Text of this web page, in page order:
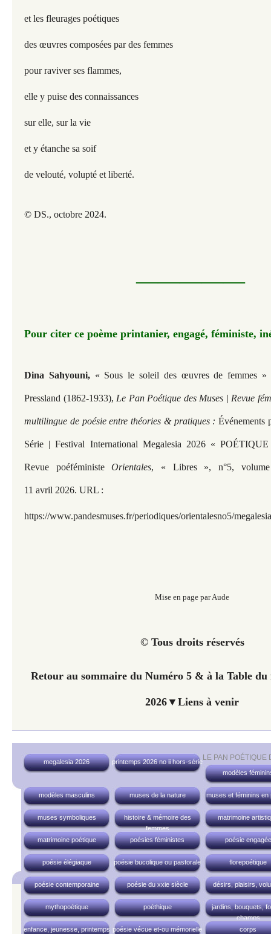
et les fleurages poétiques
des œuvres composées par des femmes
pour raviver ses flammes,
elle y puise des connaissances
sur elle, sur la vie
et y étanche sa soif
de velouté, volupté et liberté.
© DS., octobre 2024.
—————​​​​​
Pour citer ce poème printanier, engagé, féministe,
Dina Sahyouni, « Sous le soleil des œuvres de femmes
Pressland (1862-1933), Le Pan Poétique des Muses | Revue
multilingue de poésie entre théories & pratiques :Événements
Série | Festival International Megalesia 2026 «
Revue poéféministeOrientales, « Libres », n°5,
11 avril 2026. URL :
https://www.pandesmuses.fr/periodiques/orientalesno5/
Mise en page par Aude
© Tous droits réservés
Retour au sommaire du Numéro 5 & à la Table du
2026▼Liens à venir
LE PAN POÉTIQUE
megalesia 2026
printemps 2026 no ii hors-série
modèles
modèles masculins muses de la nature muses et féminins en
muses symboliques
histoire & mémoire des
femmes
matrimoine
matrimoine poétique poésies féministes poésie engagée
poésie élégiaque poésie bucolique ou pastorale florepoétique
poésie contemporaine poésie du xxie siècle désirs, plaisirs,
mythopoétique poéthique
jardins, bouquets,
champs
enfance, jeunesse, printemps poésie vécue et-ou mémorielle corps